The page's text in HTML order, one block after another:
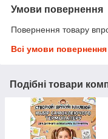
Умови повернення
Повернення товару
Всі умови повернення
Подібні товари